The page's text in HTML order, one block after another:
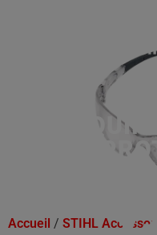
Accueil / STIHL